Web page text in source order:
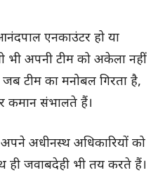
एनकाउंटर हो या
भी अपनी टीम को अकेला नहीं
टीम का मनोबल गिरता है,
कमान संभालते हैं।
अधीनस्थ अधिकारियों को
ही जवाबदेही भी तय करते हैं।